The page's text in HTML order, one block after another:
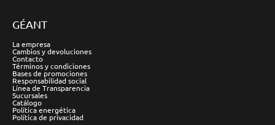
GÉANT
La empresa
Cambios y devoluciones
Contacto
Términos y condiciones
Bases de promociones
Responsabilidad social
Línea de Transparencia
Sucursales
Catálogo
Política energética
Política de privacidad